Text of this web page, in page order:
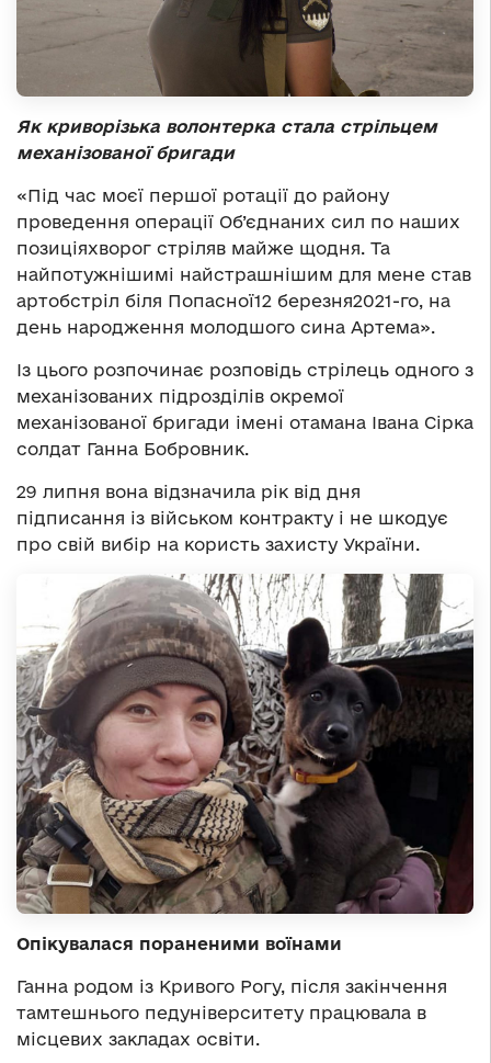
Як криворізька волонтерка стала стрільцем
механізованої бригади
«Під час моєї першої ротації до району
проведення операції Об’єднаних сил по наших
позиціяхворог стріляв майже щодня. Та
найпотужнішимі найстрашнішим для мене став
артобстріл біля Попасної12 березня2021-го, на
день народження молодшого сина Артема».
Із цього розпочинає розповідь стрілець одного з
механізованих підрозділів окремої
механізованої бригади імені отамана Івана Сірка
солдат Ганна Бобровник.
29 липня вона відзначила рік від дня
підписання із військом контракту і не шкодує
про свій вибір на користь захисту України.
Опікувалася пораненими воїнами
Ганна родом із Кривого Рогу, після закінчення
тамтешнього педуніверситету працювала в
місцевих закладах освіти.